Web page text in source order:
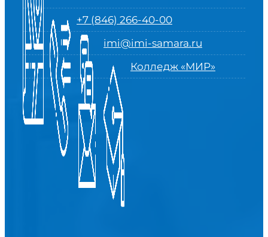
+7 (846) 266-40-00
imi@imi-samara.ru
Колледж «МИР»